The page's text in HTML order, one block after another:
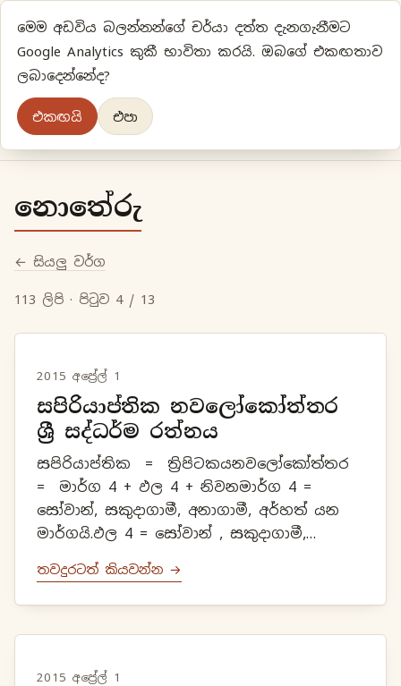
ප්‍රියානිගේ අදහස්‍...
මුල් පිටුවවර්ගීකරණ
නොතේරු
← සියලු වර්ග
113 ලිපි · පිටුව 4 / 13
2015 අප්‍රේල් 1
සපිරියාප්තික නවලෝකෝත්තර
ශ්‍රී සද්ධර්ම රත්නය
සපිරියාප්තික = ත්‍රිපිටකයනවලෝකෝත්තර
= මාර්ග 4 + ඵල 4 + නිවනමාර්ග 4 =
සෝවාන්, සකුදාගාමී, අනාගාමී, අර්හත් යන
මාර්ගයි.ඵල 4 = සෝවාන් , සකුදාගාමී,
තවදුරටත් කියවන්න →
2015 අප්‍රේල් 1
මෙම අඩවිය බලන්නන්ගේ චර්යා දත්ත දැනගැනීමට
Google Analytics කුකී භාවිතා කරයි. ඔබගේ එකඟතාව
ලබාදෙන්නේද?
එකඟයි එපා